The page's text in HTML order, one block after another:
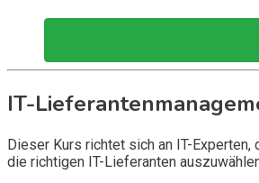
IT-
Dieser Kurs richtet sich an IT-
die richtigen IT-Lieferanten